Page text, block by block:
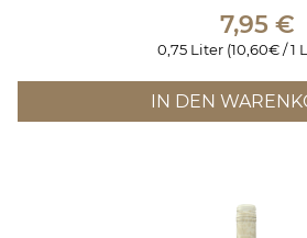
7,95 €
0,75 Liter (10,60€ / 1
IN DEN